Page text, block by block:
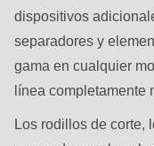
parameter
#1
($string)
of
string
dispositivos
separadores y
gama en cualquier
línea completamente
Los rodillos de corte,